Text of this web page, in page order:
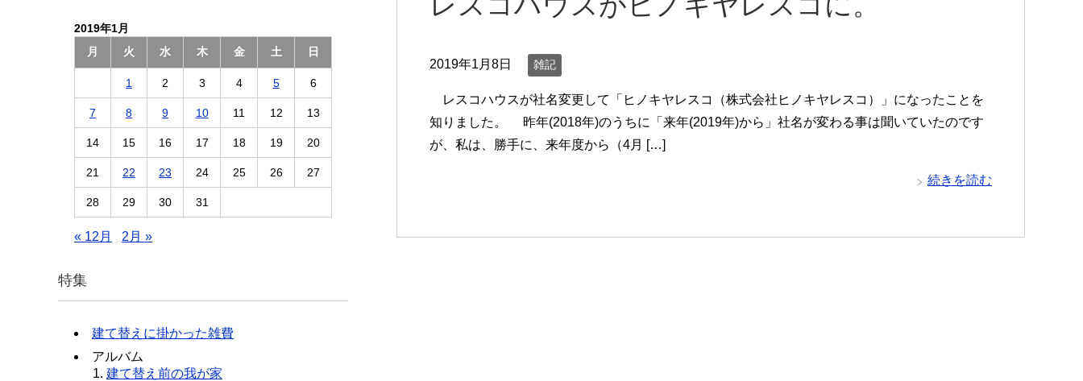
2019年1月8日 雑記
レスコハウスが社名変更して「ヒノキヤレスコ（株式会社ヒノキヤレスコ）」になったことを
知りました。 昨年(2018年)のうちに「来年(2019年)から」社名が変わる事は聞いていたのです
が、私は、勝手に、来年度から（4月 […]
続きを読む
2019年1月
月
火 水 木 金 土 日
1 2 3 4 5 6
7 8 9 10 11 12 13
14 15 16 17 18 19 20
21 22 23 24 25 26 27
28 29 30 31
« 12月 2月 »
特集
建て替えに掛かった雑費
アルバム
建て替え前の我が家